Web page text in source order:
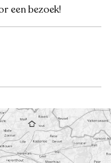
een bezoek!